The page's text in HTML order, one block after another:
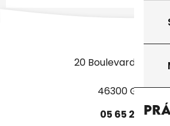
20 Boulevard des
46300
05 65 27 5250